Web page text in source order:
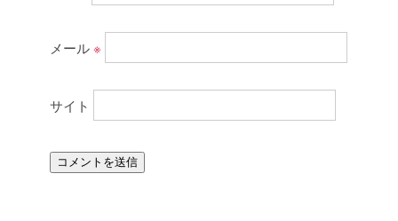
メール※
サイト